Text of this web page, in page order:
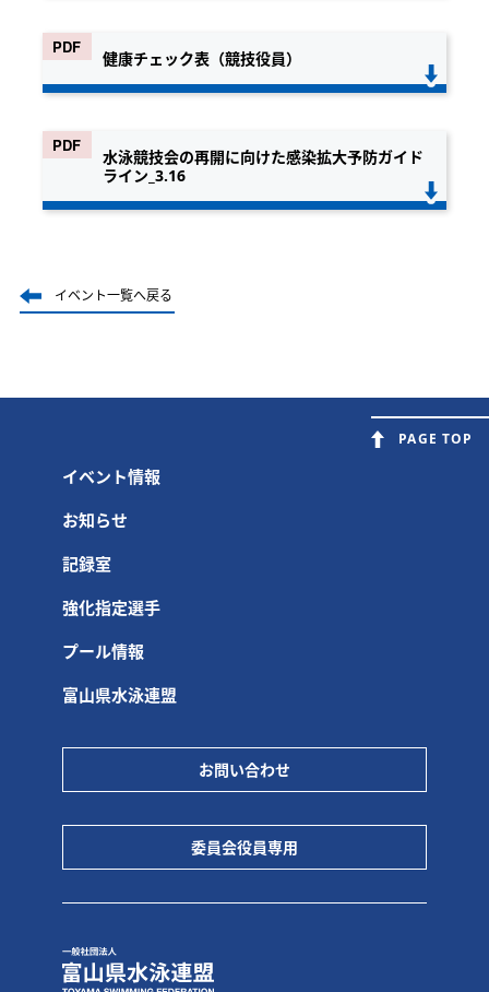
健康チェック表（競技役員）
水泳競技会の再開に向けた感染拡大予防ガイド
ライン_3.16
イベント一覧へ戻る
PAGE TOP
イベント情報
お知らせ
記録室
強化指定選手
プール情報
富山県水泳連盟
お問い合わせ
委員会役員専用